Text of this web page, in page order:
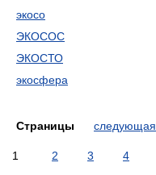
экосо
ЭКОСОС
ЭКОСТО
экосфера
Страницы следующая
1 2 3 4